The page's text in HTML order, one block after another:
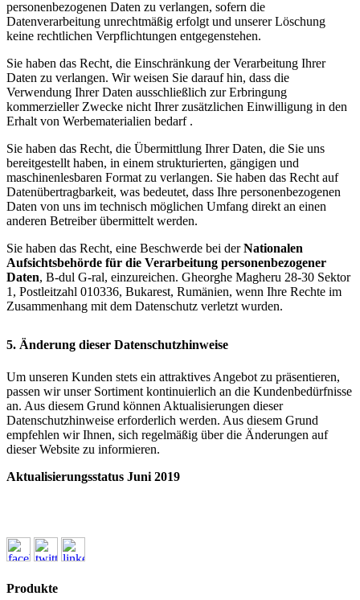
personenbezogenen Daten zu verlangen, sofern die
Datenverarbeitung unrechtmäßig erfolgt und unserer Löschung
keine rechtlichen Verpflichtungen entgegenstehen.
Sie haben das Recht, die Einschränkung der Verarbeitung Ihrer
Daten zu verlangen. Wir weisen Sie darauf hin, dass die
Verwendung Ihrer Daten ausschließlich zur Erbringung
kommerzieller Zwecke nicht Ihrer zusätzlichen Einwilligung in den
Erhalt von Werbematerialien bedarf .
Sie haben das Recht, die Übermittlung Ihrer Daten, die Sie uns
bereitgestellt haben, in einem strukturierten, gängigen und
maschinenlesbaren Format zu verlangen. Sie haben das Recht auf
Datenübertragbarkeit, was bedeutet, dass Ihre personenbezogenen
Daten von uns im technisch möglichen Umfang direkt an einen
anderen Betreiber übermittelt werden.
Sie haben das Recht, eine Beschwerde bei derNationalen
Aufsichtsbehörde für die Verarbeitung personenbezogener
Daten, B-dul G-ral, einzureichen. Gheorghe Magheru 28-30 Sektor
1, Postleitzahl 010336, Bukarest, Rumänien, wenn Ihre Rechte im
Zusammenhang mit dem Datenschutz verletzt wurden.
5. Änderung dieser Datenschutzhinweise
Um unseren Kunden stets ein attraktives Angebot zu präsentieren,
passen wir unser Sortiment kontinuierlich an die Kundenbedürfnisse
an. Aus diesem Grund können Aktualisierungen dieser
Datenschutzhinweise erforderlich werden. Aus diesem Grund
empfehlen wir Ihnen, sich regelmäßig über die Änderungen auf
dieser Website zu informieren.
Aktualisierungsstatus Juni 2019
Produkte